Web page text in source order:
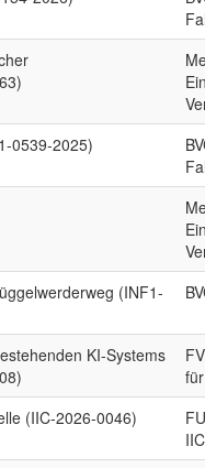
0539-2025)
(INF1-
KI-Systems
(IIC-2026-0046)
IIC